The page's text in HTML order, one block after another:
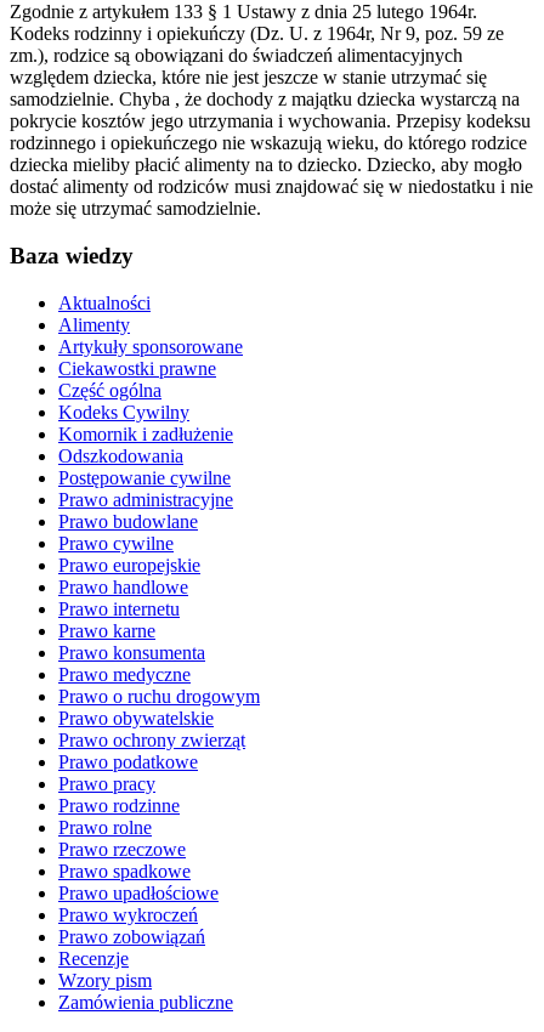
Zgodnie z artykułem 133 § 1 Ustawy z dnia 25 lutego 1964r.
Kodeks rodzinny i opiekuńczy (Dz. U. z 1964r, Nr 9, poz. 59 ze
zm.), rodzice są obowiązani do świadczeń alimentacyjnych
względem dziecka, które nie jest jeszcze w stanie utrzymać się
samodzielnie. Chyba , że dochody z majątku dziecka wystarczą na
pokrycie kosztów jego utrzymania i wychowania. Przepisy kodeksu
rodzinnego i opiekuńczego nie wskazują wieku, do którego rodzice
dziecka mieliby płacić alimenty na to dziecko. Dziecko, aby mogło
dostać alimenty od rodziców musi znajdować się w niedostatku i nie
może się utrzymać samodzielnie.
Baza wiedzy
Aktualności
Alimenty
Artykuły sponsorowane
Ciekawostki prawne
Część ogólna
Kodeks Cywilny
Komornik i zadłużenie
Odszkodowania
Postępowanie cywilne
Prawo administracyjne
Prawo budowlane
Prawo cywilne
Prawo europejskie
Prawo handlowe
Prawo internetu
Prawo karne
Prawo konsumenta
Prawo medyczne
Prawo o ruchu drogowym
Prawo obywatelskie
Prawo ochrony zwierząt
Prawo podatkowe
Prawo pracy
Prawo rodzinne
Prawo rolne
Prawo rzeczowe
Prawo spadkowe
Prawo upadłościowe
Prawo wykroczeń
Prawo zobowiązań
Recenzje
Wzory pism
Zamówienia publiczne